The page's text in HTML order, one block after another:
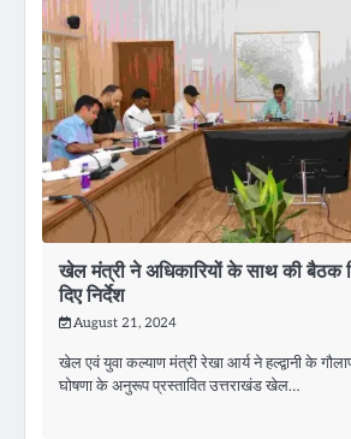
खेल मंत्री ने अधिकारियों के साथ की बैठक
दिए निर्देश
August 21, 2024
खेल एवं युवा कल्याण मंत्री रेखा आर्य ने हल्द्वानी के
घोषणा के अनुरूप प्रस्तावित उत्तराखंड खेल…